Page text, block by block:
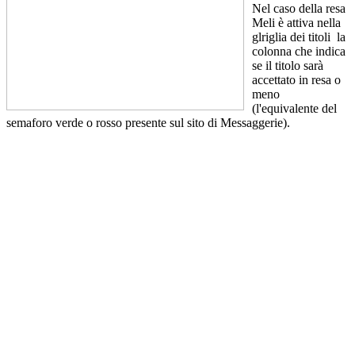
Nel caso della resa
Meli è attiva nella
glriglia dei titoli la
colonna che indica
se il titolo sarà
accettato in resa o
meno
(l'equivalente del
semaforo verde o rosso presente sul sito di Messaggerie).